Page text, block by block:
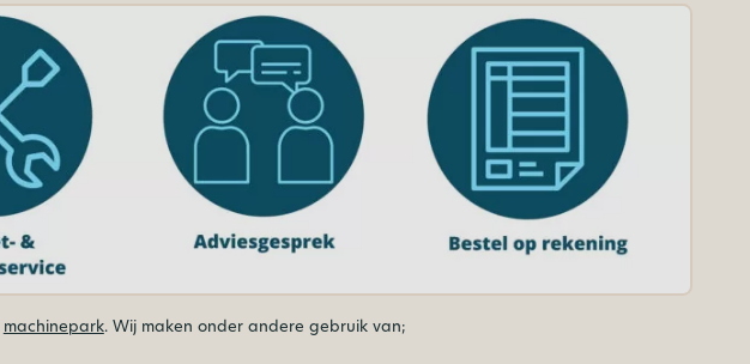
machinepark. Wij maken onder andere gebruik van;